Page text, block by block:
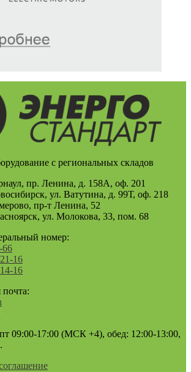
с региональных складов
пр. Ленина, д. 158А, оф. 201
ул. Ватутина, д. 99Т, оф. 218
пр-т Ленина, 52
ул. Молокова, 33, пом. 68
номер:
66
16
16
почта:
09:00-17:00 (МСК +4), обед: 12:00-13:00,